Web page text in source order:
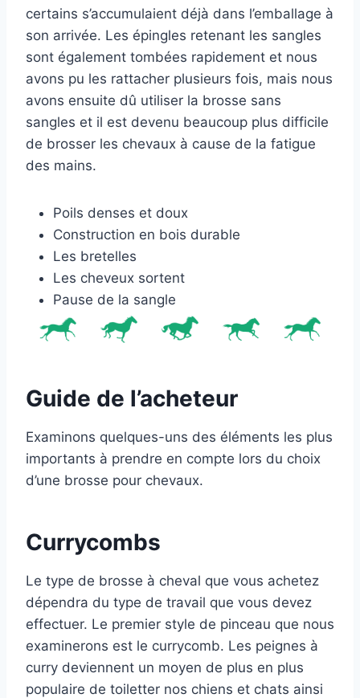
certains s’accumulaient déjà dans l’emballage à
son arrivée. Les épingles retenant les sangles
sont également tombées rapidement et nous
avons pu les rattacher plusieurs fois, mais nous
avons ensuite dû utiliser la brosse sans
sangles et il est devenu beaucoup plus difficile
de brosser les chevaux à cause de la fatigue
des mains.
Poils denses et doux
Construction en bois durable
Les bretelles
Les cheveux sortent
Pause de la sangle
Guide de l’acheteur
Examinons quelques-uns des éléments les plus
importants à prendre en compte lors du choix
d’une brosse pour chevaux.
Currycombs
Le type de brosse à cheval que vous achetez
dépendra du type de travail que vous devez
effectuer. Le premier style de pinceau que nous
examinerons est le currycomb. Les peignes à
curry deviennent un moyen de plus en plus
populaire de toiletter nos chiens et chats ainsi